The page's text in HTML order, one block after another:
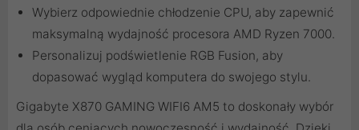
Wybierz odpowiednie chłodzenie CPU, aby zapewnić
maksymalną wydajność procesora AMD Ryzen 7000.
Personalizuj podświetlenie RGB Fusion, aby
dopasować wygląd komputera do swojego stylu.
Gigabyte X870 GAMING WIFI6 AM5 to doskonały wybór